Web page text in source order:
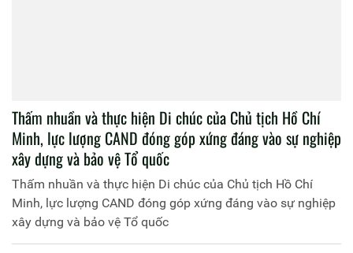
Thấm nhuần và thực hiện Di chúc của Chủ tịch Hồ Chí
Minh, lực lượng CAND đóng góp xứng đáng vào sự nghiệp
xây dựng và bảo vệ Tổ quốc
Thấm nhuần và thực hiện Di chúc của Chủ tịch Hồ Chí
Minh, lực lượng CAND đóng góp xứng đáng vào sự nghiệp
xây dựng và bảo vệ Tổ quốc